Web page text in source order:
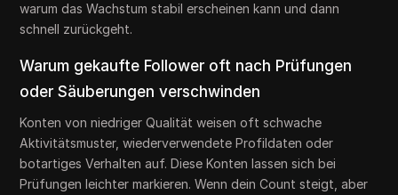
warum das Wachstum stabil erscheinen kann und dann
schnell zurückgeht.
Warum gekaufte Follower oft nach Prüfungen
oder Säuberungen verschwinden
Konten von niedriger Qualität weisen oft schwache
Aktivitätsmuster, wiederverwendete Profildaten oder
botartiges Verhalten auf. Diese Konten lassen sich bei
Prüfungen leichter markieren. Wenn dein Count steigt, aber